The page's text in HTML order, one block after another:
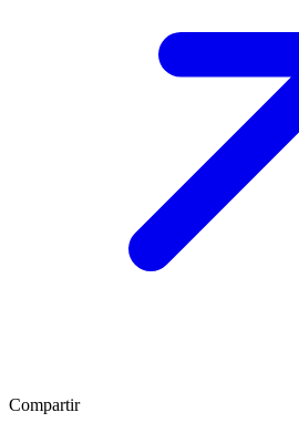
Compartir